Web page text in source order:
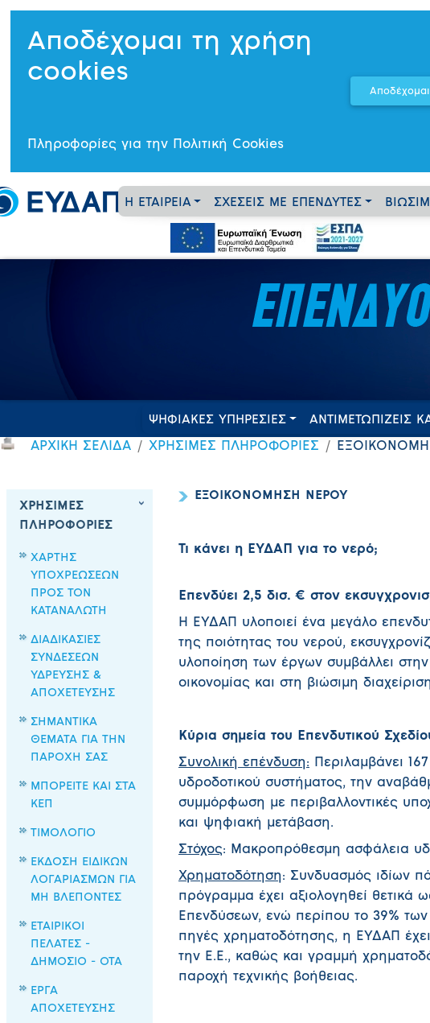
Αποδέχομαι τη χρήση
cookies
Πληροφορίες για την Πολιτική Cookies
Η ΕΤΑΙΡΕΙΑ ΣΧΕΣΕΙΣ ΜΕ ΕΠΕΝΔΥΤΕΣ
ΨΗΦΙΑΚΕΣ ΥΠΗΡΕΣΙΕΣ ΑΝΤΙΜΕΤΩΠΙΖΕΙΣ
ΑΡΧΙΚΗ ΣΕΛΙΔΑ ΧΡΗΣΙΜΕΣ ΠΛΗΡΟΦΟΡΙΕΣ
ΧΡΗΣΙΜΕΣ
ΠΛΗΡΟΦΟΡΙΕΣ
ΧΑΡΤΗΣ
ΥΠΟΧΡΕΩΣΕΩΝ
ΠΡΟΣ ΤΟΝ
ΚΑΤΑΝΑΛΩΤΗ
ΔΙΑΔΙΚΑΣΙΕΣ
ΣΥΝΔΕΣΕΩΝ
ΥΔΡΕΥΣΗΣ &
ΑΠΟΧΕΤΕΥΣΗΣ
ΣΗΜΑΝΤΙΚΑ
ΘΕΜΑΤΑ ΓΙΑ ΤΗΝ
ΠΑΡΟΧΗ ΣΑΣ
ΜΠΟΡΕΙΤΕ ΚΑΙ ΣΤΑ
ΚΕΠ
ΤΙΜΟΛΟΓΙΟ
ΕΚΔΟΣΗ ΕΙΔΙΚΩΝ
ΛΟΓΑΡΙΑΣΜΩΝ ΓΙΑ
ΜΗ ΒΛΕΠΟΝΤΕΣ
ΕΤΑΙΡΙΚΟΙ
ΠΕΛΑΤΕΣ -
ΔΗΜΟΣΙΟ - ΟΤΑ
ΕΡΓΑ
ΑΠΟΧΕΤΕΥΣΗΣ
ΕΞΟΙΚΟΝΟΜΗΣΗ ΝΕΡΟΥ
Τι κάνει η ΕΥΔΑΠ για το νερό;
Επενδύει 2,5 δισ. € στον
Η ΕΥΔΑΠ υλοποιεί ένα μεγάλο
της ποιότητας του νερού,
υλοποίηση των έργων συμβάλλει
οικονομίας και στη βιώσιμη
Κύρια σημεία του Επενδυτικού
Συνολική επένδυση: Περιλαμβάνει
υδροδοτικού συστήματος, την
συμμόρφωση με περιβαλλοντικές
και ψηφιακή μετάβαση.
Στόχος: Μακροπρόθεσμη ασφάλεια
Χρηματοδότηση: Συνδυασμός ιδίων
πρόγραμμα έχει αξιολογηθεί
Επενδύσεων, ενώ περίπου το 39%
πηγές χρηματοδότησης, η ΕΥΔΑΠ
την Ε.Ε., καθώς και γραμμή
παροχή τεχνικής βοήθειας.